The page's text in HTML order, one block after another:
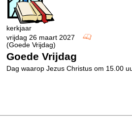
kerkjaar
vrijdag 26 maart 2027
(Goede Vrijdag)
Goede Vrijdag
Dag waarop Jezus Christus om 15.00